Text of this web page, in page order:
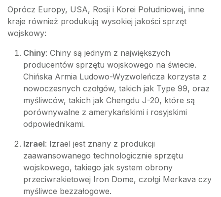
Oprócz Europy, USA, Rosji i Korei Południowej, inne
kraje również produkują wysokiej jakości sprzęt
wojskowy:
Chiny: Chiny są jednym z największych
producentów sprzętu wojskowego na świecie.
Chińska Armia Ludowo-Wyzwoleńcza korzysta z
nowoczesnych czołgów, takich jak Type 99, oraz
myśliwców, takich jak Chengdu J-20, które są
porównywalne z amerykańskimi i rosyjskimi
odpowiednikami.
Izrael: Izrael jest znany z produkcji
zaawansowanego technologicznie sprzętu
wojskowego, takiego jak system obrony
przeciwrakietowej Iron Dome, czołgi Merkava czy
myśliwce bezzałogowe.